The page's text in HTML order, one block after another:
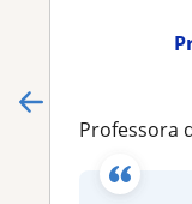
Professora de